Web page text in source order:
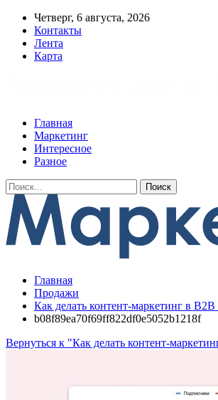
Четверг, 6 августа, 2026
Контакты
Лента
Карта
Главная
Маркетинг
Интересное
Разное
Главная
Продажи
Как делать контент-маркетинг в
b08f89ea70f69ff822df0e5052b1218f
Вернуться к "Как делать контент-